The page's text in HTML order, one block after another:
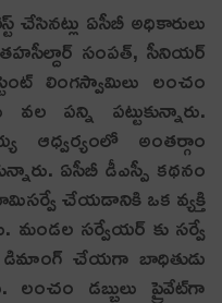
చేసినట్లు ఏసీబీ అధికారులు
తహసీల్దార్​ సంపత్​, సీనియర్​
లింగస్వామిలు లంచం
పన్ని పట్టుకున్నారు.
ఆధ్వర్యంలో అంతర్గాం
ఏసీబీ డీఎస్పీ కథనం
చేయడానికి ఒక వ్యక్తి
మండల సర్వేయర్ కు సర్వే
చేయగా బాధితుడు
డబ్బులు ప్రైవేట్​గా